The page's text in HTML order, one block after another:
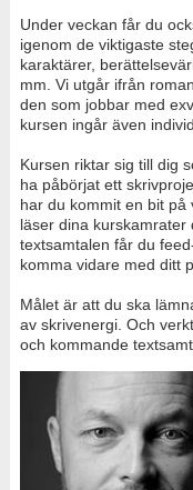
Under veckan får du
igenom de viktigaste
karaktärer,
mm. Vi utgår ifrån
den som jobbar med
kursen ingår även
Kursen riktar sig till dig
ha påbörjat ett
har du kommit en bit på
läser dina kurskamrater
textsamtalen får du
komma vidare med ditt
Målet är att du ska
av skrivenergi. Och
och kommande